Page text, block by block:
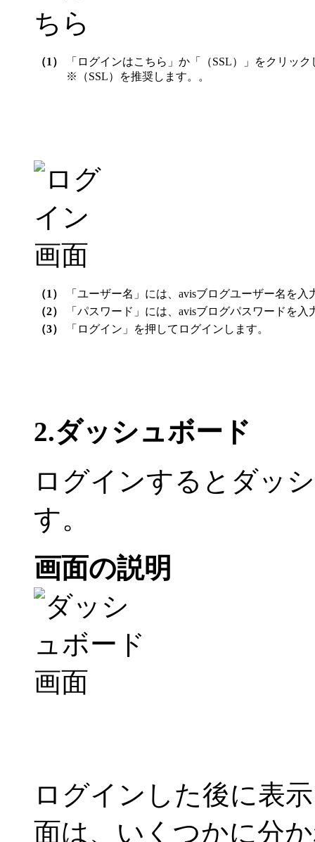
（1）
「ログインはこちら」か「（SSL）」をクリック
※（SSL）を推奨します。。
（1）
「ユーザー名」には、avisブログユーザー名を入
（2）
「パスワード」には、avisブログパスワードを入
（3）
「ログイン」を押してログインします。
2.ダッシュボード
ログインするとダッ
す。
画面の説明
ログインした後に表
面は、いくつかに分